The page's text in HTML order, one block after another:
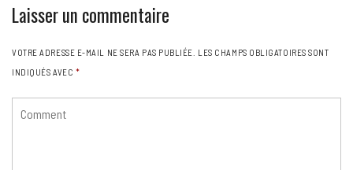
Laisser un commentaire
VOTRE ADRESSE E-MAIL NE SERA PAS PUBLIÉE.
LES CHAMPS OBLIGATOIRES SONT
INDIQUÉS AVEC *